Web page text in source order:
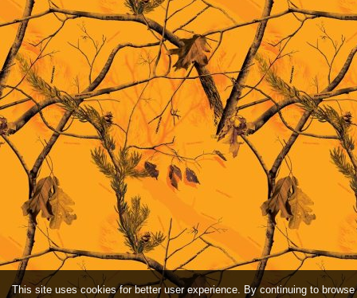
This site uses cookies for better user experience. By continuing to